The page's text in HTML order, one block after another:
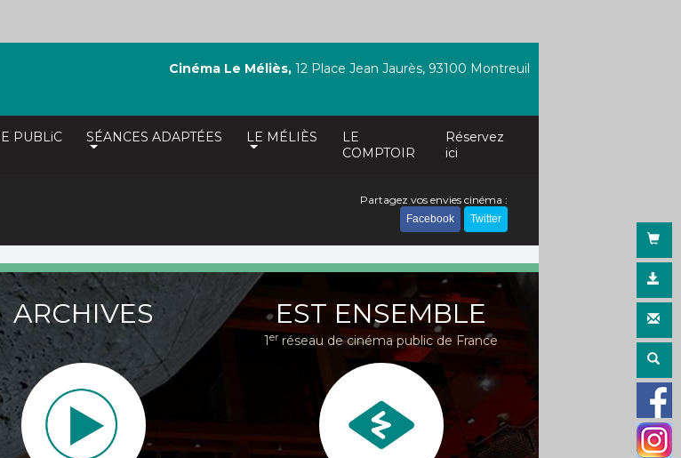
PUBLiC SÉANCES ADAPTÉES LE MÉLIÈS
LE
COMPTOIR
Réservez
ici
Cinéma Le Méliès, 12 Place Jean Jaurès, 93100 Montreuil
Partagez vos envies cinéma :
Facebook Twitter
ARCHIVES EST ENSEMBLE
1er réseau de cinéma public de France